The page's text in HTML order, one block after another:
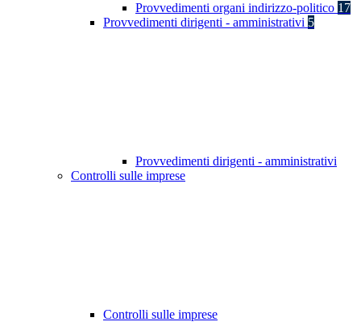
Provvedimenti organi indirizzo-politico 17
Provvedimenti dirigenti - amministrativi 5
Provvedimenti dirigenti - amministrativi
Controlli sulle imprese
Controlli sulle imprese